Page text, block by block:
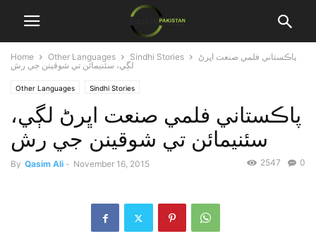
Home Other Languages Sindhi Stories
پاڪستاني فلمي صنعت اڀرڻ
لڳي، سئنيمائن تي شوقينن جي رش
Other Languages Sindhi Stories
پاڪستاني فلمي صنعت اڀرڻ لڳي،
سئنيمائن تي شوقينن جي رش
By Qasim Ali - November 16, 2015 0
2547